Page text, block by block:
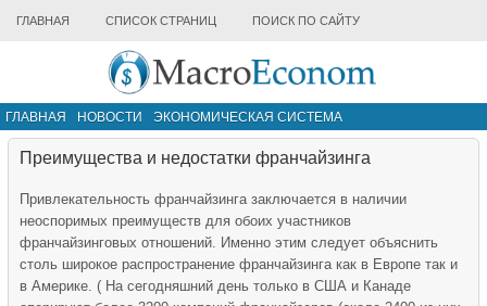
ГЛАВНАЯ СПИСОК СТРАНИЦ ПОИСК ПО САЙТУ
ГЛАВНАЯ НОВОСТИ
ЭКОНОМИЧЕСКАЯ СИСТЕМА
ИНФРАСТРУКТУРА РЫНКА
Преимущества и недостатки франчайзинга
Привлекательность франчайзинга заключается в наличии
неоспоримых преимуществ для обоих участников
франчайзинговых отношений. Именно этим следует объяснить
столь широкое распространение франчайзинга как в Европе так и
в Америке. ( На сегодняшний день только в США и Канаде